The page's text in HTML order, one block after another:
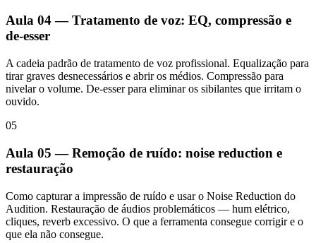
Aula 04 — Tratamento de voz: EQ, compressão e
de-esser
A cadeia padrão de tratamento de voz profissional. Equalização para
tirar graves desnecessários e abrir os médios. Compressão para
nivelar o volume. De-esser para eliminar os sibilantes que irritam o
ouvido.
05
Aula 05 — Remoção de ruído: noise reduction e
restauração
Como capturar a impressão de ruído e usar o Noise Reduction do
Audition. Restauração de áudios problemáticos — hum elétrico,
cliques, reverb excessivo. O que a ferramenta consegue corrigir e o
que ela não consegue.